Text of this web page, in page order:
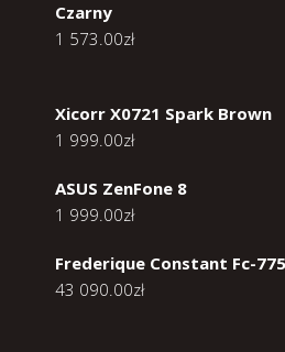
Czarny
1 573.00zł
Xicorr X0721 Spark Brown
1 999.00zł
ASUS ZenFone 8
1 999.00zł
Frederique Constant Fc-
43 090.00zł